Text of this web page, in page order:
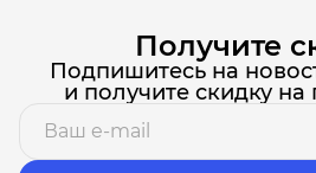
Получите
Подпишитесь на
и получите скидку на